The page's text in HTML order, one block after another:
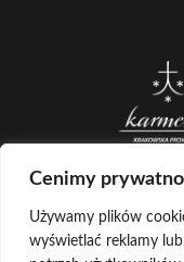
Cenimy
Używamy plików
wyświetlać reklamy
CREATED BY